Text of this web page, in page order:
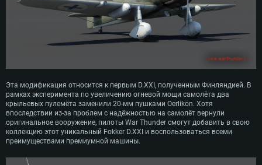
Эта модификация относится к первым D.XXI, полученным Финляндией. В
рамках эксперимента по увеличению огневой мощи самолёта два
крыльевых пулемёта заменили 20-мм пушками Oerlikon. Хотя
впоследствии из-за проблем с надёжностью на самолёт вернули
оригинальное вооружение, пилоты War Thunder смогут добавить в свою
коллекцию этот уникальный Fokker D.XXI и воспользоваться всеми
преимуществами премиумной машины.